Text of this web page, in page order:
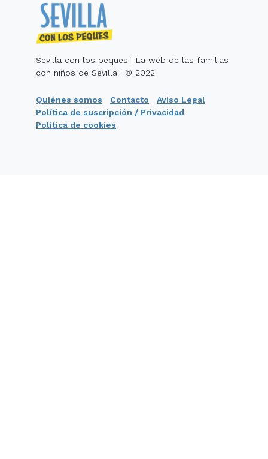
Sevilla con los peques | La web de las familias
con niños de Sevilla | © 2022
Quiénes somos Contacto
Aviso Legal
Política de suscripción / Privacidad
Política de cookies